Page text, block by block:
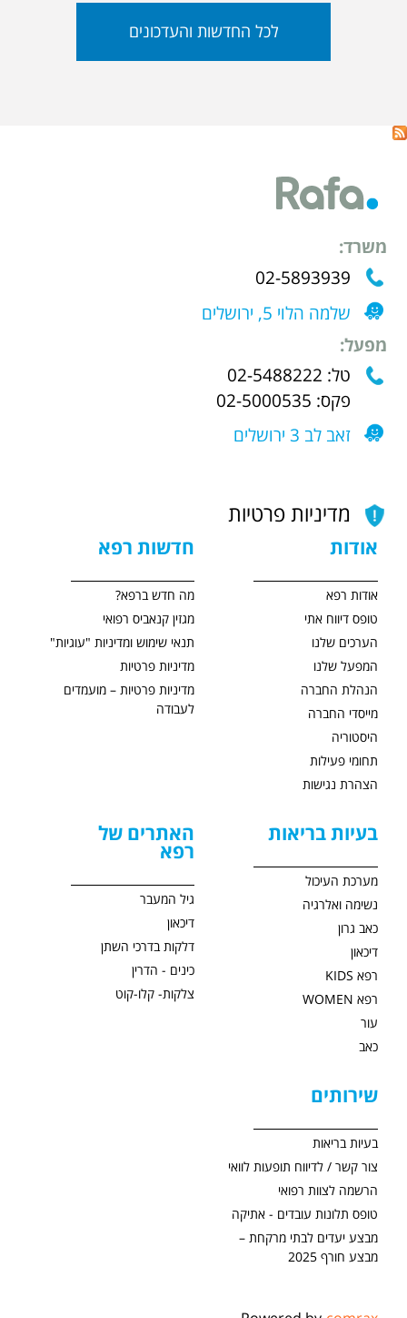
לכל החדשות והעדכונים
משרד:
02-5893939
שלמה הלוי 5, ירושלים
מפעל:
טל: 02-5488222
פקס: 02-5000535
זאב לב 3 ירושלים
מדיניות פרטיות
אודות
אודות רפא
טופס דיווח אתי
הערכים שלנו
המפעל שלנו
הנהלת החברה
מייסדי החברה
היסטוריה
תחומי פעילות
הצהרת נגישות
חדשות רפא
מה חדש ברפא?
מגזין קנאביס רפואי
תנאי שימוש ומדיניות "עוגיות"
מדיניות פרטיות
מדיניות פרטיות – מועמדים
לעבודה
בעיות בריאות
מערכת העיכול
נשימה ואלרגיה
כאב גרון
דיכאון
רפא KIDS
רפא WOMEN
עור
כאב
האתרים של
רפא
גיל המעבר
דיכאון
דלקות בדרכי השתן
כינים - הדרין
צלקות- קלו-קוט
שירותים
בעיות בריאות
צור קשר / לדיווח תופעות לוואי
הרשמה לצוות רפואי
טופס תלונות עובדים - אתיקה
מבצע יעדים לבתי מרקחת –
מבצע חורף 2025